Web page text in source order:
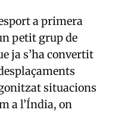
a primera
petit grup de
ja s’ha convertit
situacions
a l’Índia, on